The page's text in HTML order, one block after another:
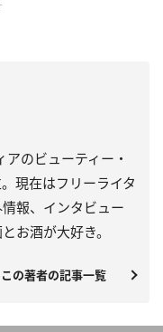
のビューティー・
現在はフリーライタ
報、インタビュー
お酒が大好き。
この著者の記事一覧